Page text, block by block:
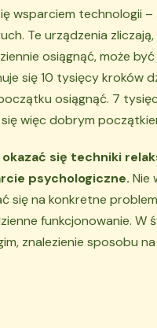
wsparciem technologii
Te urządzenia
osiągnąć, może
się 10 tysięcy kroków
osiągnąć. 7
więc dobrym
się techniki
psychologiczne. Nie
się na konkretne
funkcjonowanie. W
znalezienie sposobu